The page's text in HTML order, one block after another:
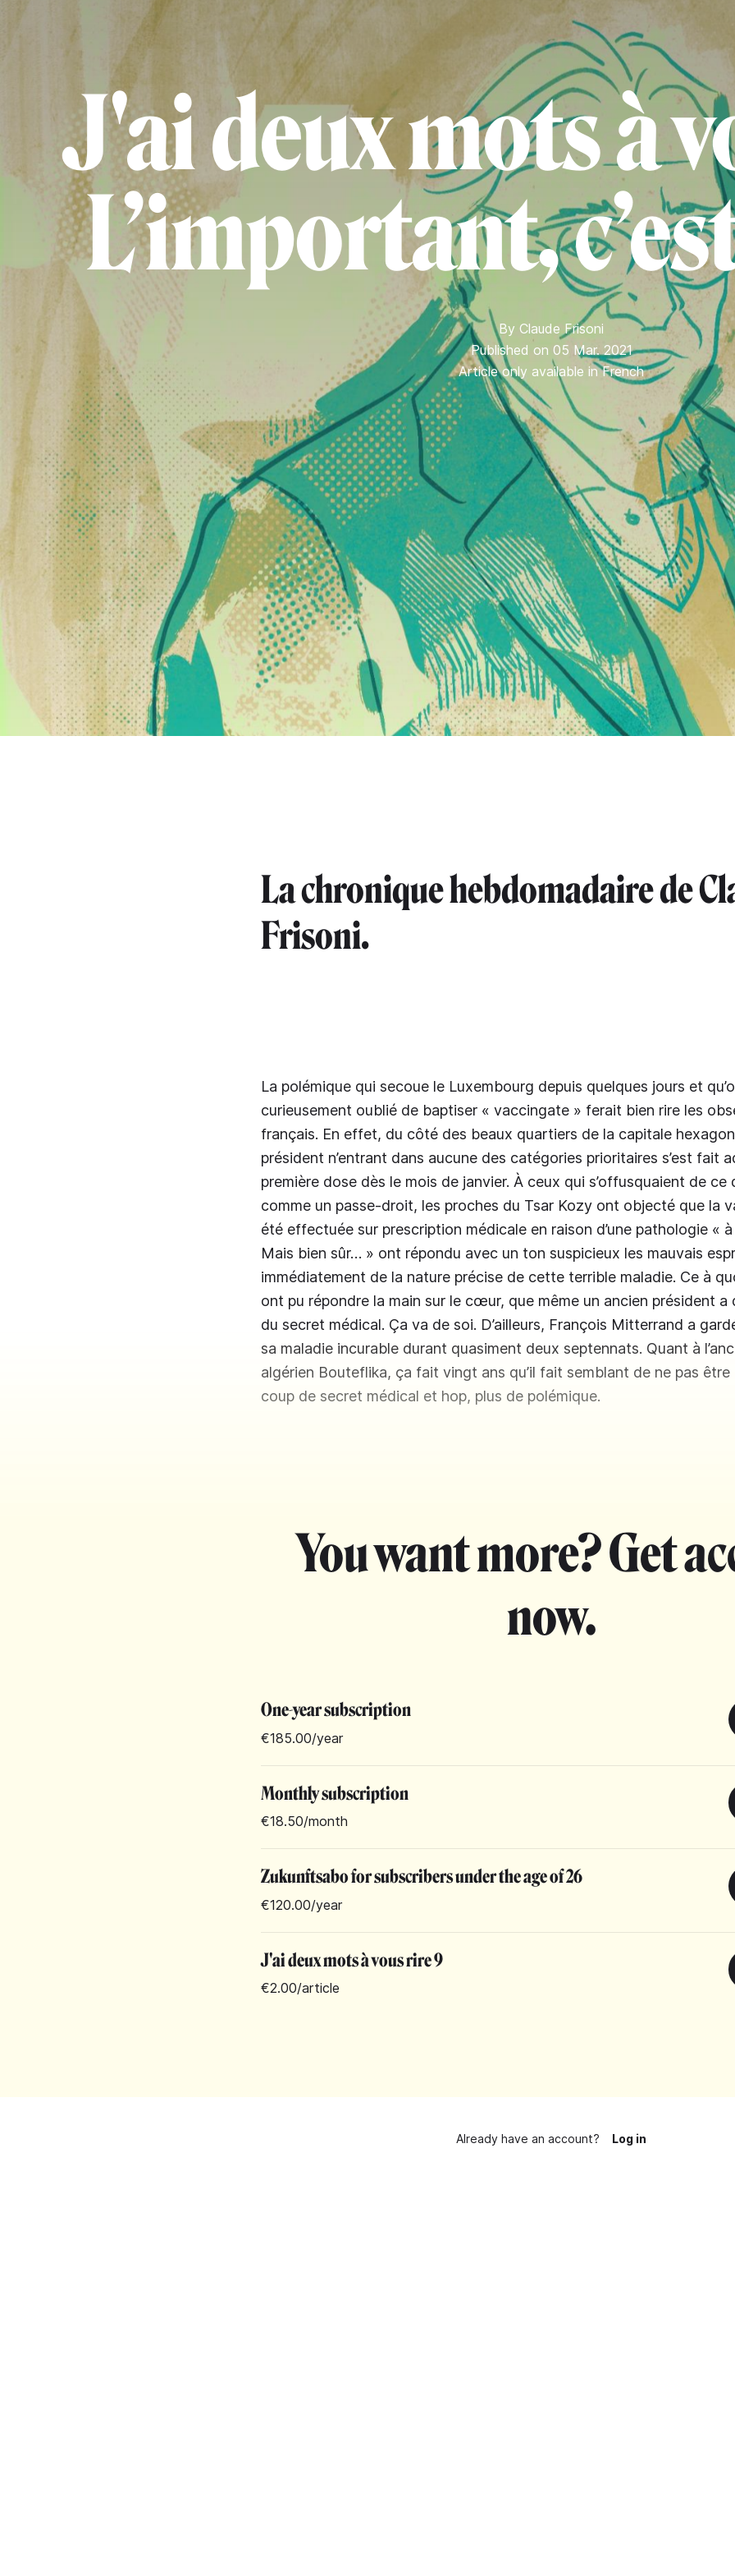
J'ai deux mots à
L’important,
By Claude Frisoni
Published on 05 Mar. 2021
Article only available in French
La chronique hebdomadaire de
Frisoni.
La polémique qui secoue le Luxembourg depuis quelques jours et
curieusement oublié de baptiser « vaccingate » ferait bien rire les
français. En effet, du côté des beaux quartiers de la capitale
président n’entrant dans aucune des catégories prioritaires s’est fait
première dose dès le mois de janvier. À ceux qui s’offusquaient de ce
comme un passe-droit, les proches du Tsar Kozy ont objecté que la
été effectuée sur prescription médicale en raison d’une pathologie «
Mais bien sûr… » ont répondu avec un ton suspicieux les mauvais
immédiatement de la nature précise de cette terrible maladie. Ce à
ont pu répondre la main sur le cœur, que même un ancien président a
du secret médical. Ça va de soi. D’ailleurs, François Mitterrand a
sa maladie incurable durant quasiment deux septennats. Quant à
algérien Bouteflika, ça fait vingt ans qu’il fait semblant de ne pas
coup de secret médical et hop, plus de polémique.
You want more? Get
now.
One-year subscription
€185.00/year
Monthly subscription
€18.50/month
Zukunftsabo for subscribers under the age of 26
€120.00/year
J'ai deux mots à vous rire 9
€2.00/article
Already have an account? Log in